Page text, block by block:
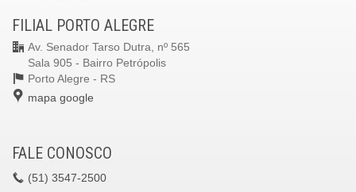
FILIAL PORTO ALEGRE
Av. Senador Tarso Dutra, nº 565
Sala 905 - Bairro Petrópolis
Porto Alegre - RS
mapa google
FALE CONOSCO
(51) 3547-2500